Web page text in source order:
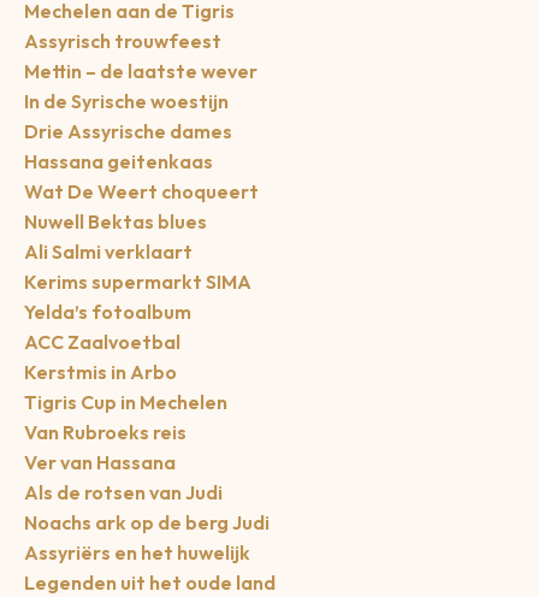
Mechelen aan de Tigris
Assyrisch trouwfeest
Mettin – de laatste wever
In de Syrische woestijn
Drie Assyrische dames
Hassana geitenkaas
Wat De Weert choqueert
Nuwell Bektas blues
Ali Salmi verklaart
Kerims supermarkt SIMA
Yelda’s fotoalbum
ACC Zaalvoetbal
Kerstmis in Arbo
Tigris Cup in Mechelen
Van Rubroeks reis
Ver van Hassana
Als de rotsen van Judi
Noachs ark op de berg Judi
Assyriërs en het huwelijk
Legenden uit het oude land